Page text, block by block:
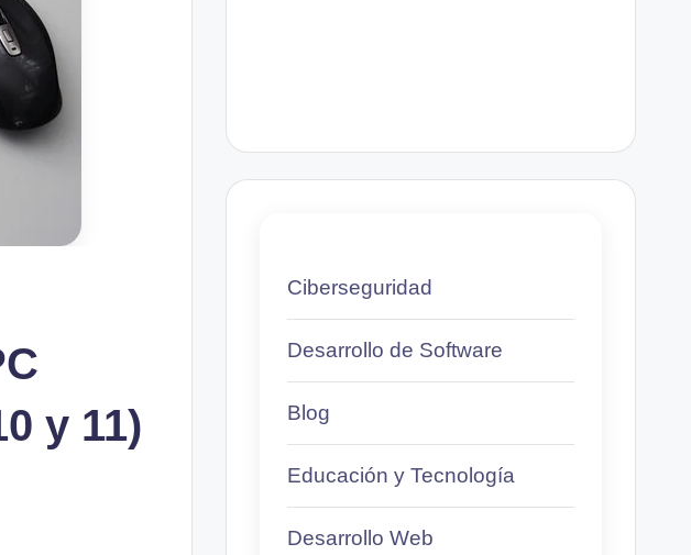
y 11)
Ciberseguridad
Desarrollo de Software
Blog
Educación y Tecnología
Desarrollo Web